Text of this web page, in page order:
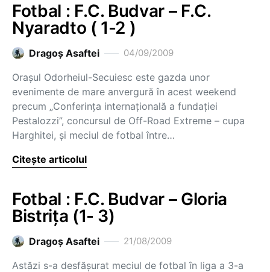
Fotbal : F.C. Budvar – F.C.
Nyaradto ( 1-2 )
Dragoş Asaftei 04/09/2009
Oraşul Odorheiul-Secuiesc este gazda unor
evenimente de mare anvergură în acest weekend
precum „Conferinţa internaţională a fundaţiei
Pestalozzi”, concursul de Off-Road Extreme – cupa
Harghitei, şi meciul de fotbal între…
Citește articolul
Fotbal : F.C. Budvar – Gloria
Bistriţa (1- 3)
Dragoş Asaftei 21/08/2009
Astăzi s-a desfăşurat meciul de fotbal în liga a 3-a